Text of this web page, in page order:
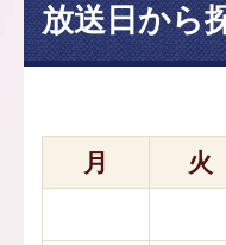
放送日から
月 火